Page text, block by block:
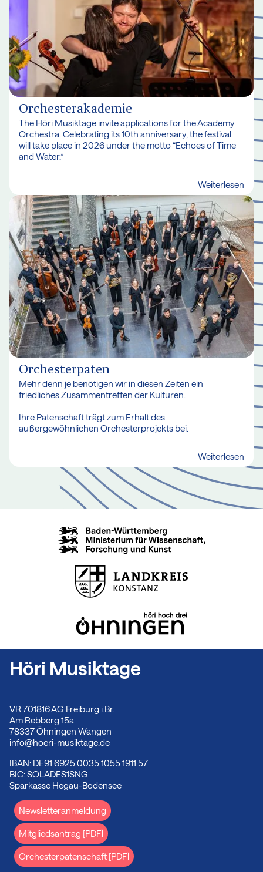
Orchesterakademie
The Höri Musiktage invite applications for the Academy
Orchestra. Celebrating its 10th anniversary, the festival
will take place in 2026 under the motto “Echoes of Time
and Water.”
Weiterlesen
Orchesterpaten
Mehr denn je benötigen wir in diesen Zeiten ein
friedliches Zusammentreffen der Kulturen.
Ihre Patenschaft trägt zum Erhalt des
außergewöhnlichen Orchesterprojekts bei.
Weiterlesen
Höri Musiktage
VR 701816 AG Freiburg i.Br.
Am Rebberg 15a
78337 Öhningen Wangen
info@hoeri-musiktage.de
IBAN: DE91 6925 0035 1055 1911 57
BIC: SOLADES1SNG
Sparkasse Hegau-Bodensee
Newsletteranmeldung
Mitgliedsantrag [PDF]
Orchesterpatenschaft [PDF]